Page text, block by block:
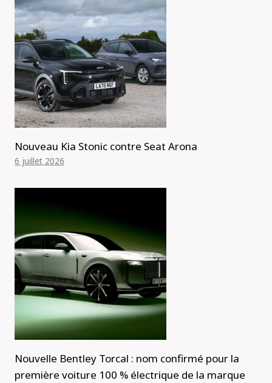
Nouveau Kia Stonic contre Seat Arona
6 juillet 2026
Nouvelle Bentley Torcal : nom confirmé pour la
première voiture 100 % électrique de la marque